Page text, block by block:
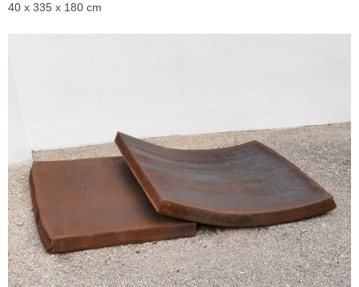
40 x 335 x 180 cm